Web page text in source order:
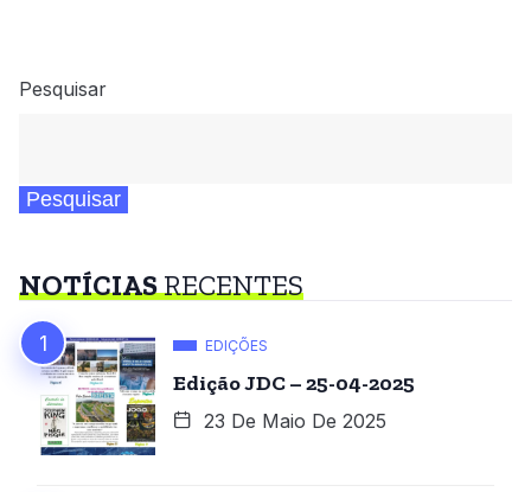
Pesquisar
Pesquisar
NOTÍCIASRECENTES
EDIÇÕES
Edição JDC – 25-04-2025
23 De Maio De 2025